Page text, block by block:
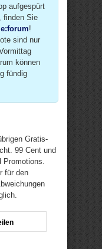
aufgespürt
finden Sie
!
sind nur
können
fündig
Gratis-
99 Cent und
Promotions.
für den